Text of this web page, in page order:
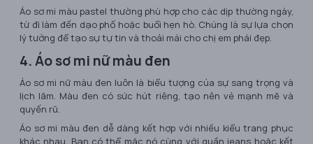
Áo sơ mi màu pastel thường phù hợp cho các dịp thường ngày,
từ đi làm đến dạo phố hoặc buổi hẹn hò. Chúng là sự lựa chọn
lý tưởng để tạo sự tự tin và thoải mái cho chị em phái đẹp.
4. Áo sơ mi nữ màu đen
Áo sơ mi nữ màu đen luôn là biểu tượng của sự sang trọng và
lịch lãm. Màu đen có sức hút riêng, tạo nên vẻ mạnh mẽ và
quyến rũ.
Áo sơ mi màu đen dễ dàng kết hợp với nhiều kiểu trang phục
khác nhau. Bạn có thể mặc nó cùng với quần jeans hoặc kết